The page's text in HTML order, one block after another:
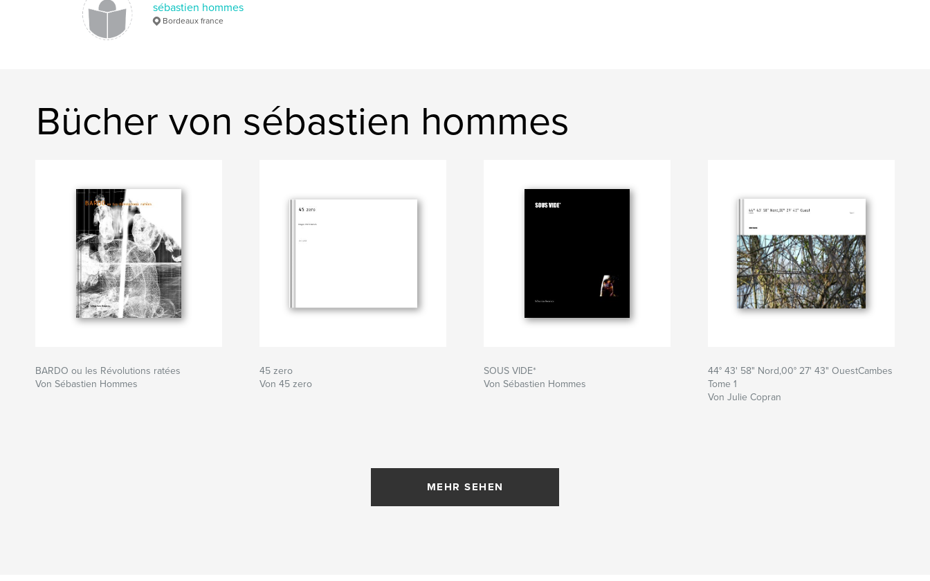
sébastien hommes
Bordeaux france
Bücher von sébastien hommes
BARDO ou les Révolutions ratées
Von Sébastien Hommes
45 zero
Von 45 zero
SOUS VIDE*
Von Sébastien Hommes
44° 43' 58" Nord,00° 27' 43" OuestCambes
Tome 1
Von Julie Copran
MEHR SEHEN